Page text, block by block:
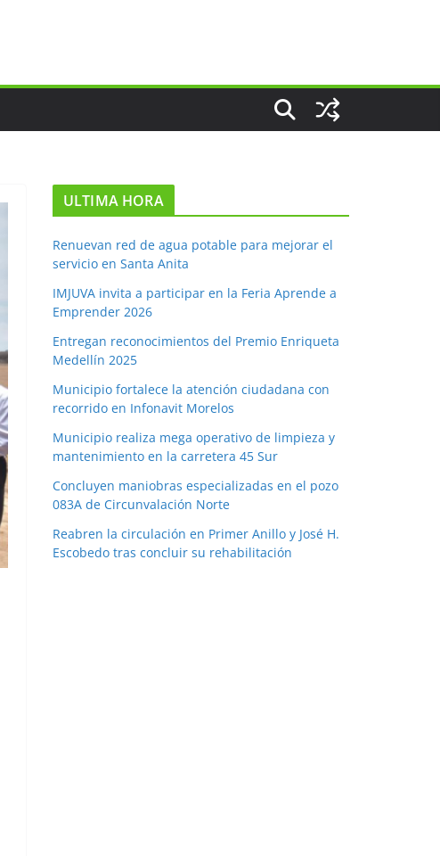
ULTIMA HORA
Renuevan red de agua potable para mejorar el
servicio en Santa Anita
IMJUVA invita a participar en la Feria Aprende a
Emprender 2026
Entregan reconocimientos del Premio Enriqueta
Medellín 2025
Municipio fortalece la atención ciudadana con
recorrido en Infonavit Morelos
Municipio realiza mega operativo de limpieza y
mantenimiento en la carretera 45 Sur
Concluyen maniobras especializadas en el pozo
083A de Circunvalación Norte
Reabren la circulación en Primer Anillo y José H.
Escobedo tras concluir su rehabilitación